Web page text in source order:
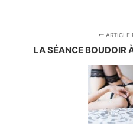
ARTICLE
LA SÉANCE BOUDOIR